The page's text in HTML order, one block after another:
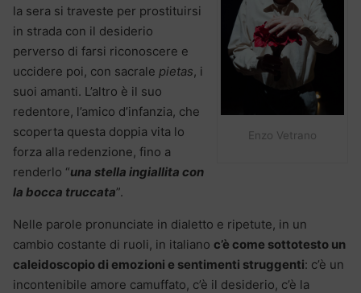
Enzo Vetrano
la sera si traveste per prostituirsi
in strada con il desiderio
perverso di farsi riconoscere e
uccidere poi, con sacrale pietas, i
suoi amanti. L’altro è il suo
redentore, l’amico d’infanzia, che
scoperta questa doppia vita lo
forza alla redenzione, fino a
renderlo “una stella ingiallita con
la bocca truccata”.
Nelle parole pronunciate in dialetto e ripetute, in un
cambio costante di ruoli, in italiano c’è come sottotesto un
caleidoscopio di emozioni e sentimenti struggenti: c’è un
incontenibile amore camuffato, c’è il desiderio, c’è la